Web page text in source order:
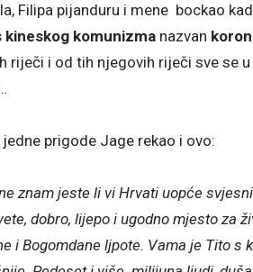
Filipa pijanduru i mene bockao
kineskog komunizma nazvan
riječi i od tih njegovih riječi sve se
prigode Jage rekao i ovo:
znam jeste li vi Hrvati uopće
dobro, lijepo i ugodno mjesto za
i Bogomdane ljpote. Vama je Tito s